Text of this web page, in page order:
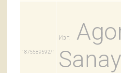
1875589592/1
Изг: